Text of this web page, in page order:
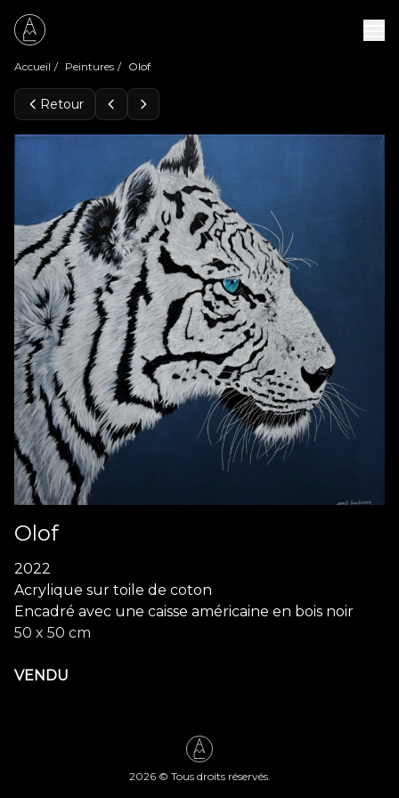
Expositions
À propos
Contact
Accueil / Peintures / Olof
Retour
Olof
2022
Acrylique sur toile de coton
Encadré avec une caisse américaine en bois noir
50 x 50 cm
VENDU
2026© Tous droits réservés.